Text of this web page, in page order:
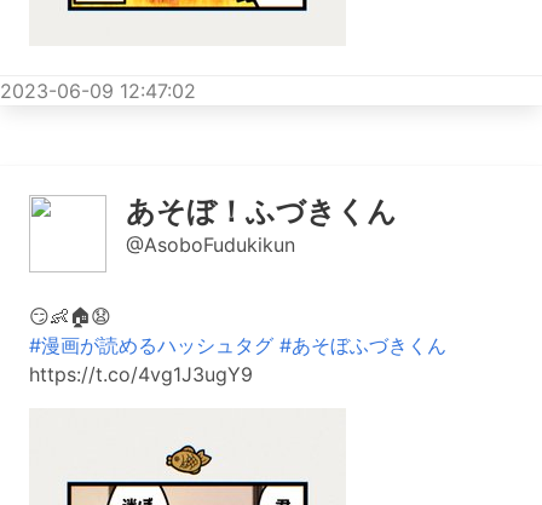
2023-06-09 12:47:02
あそぼ！ふづきくん
@AsoboFudukikun
😏👶🏠😧
#漫画が読めるハッシュタグ #あそぼふづきくん
https://t.co/4vg1J3ugY9